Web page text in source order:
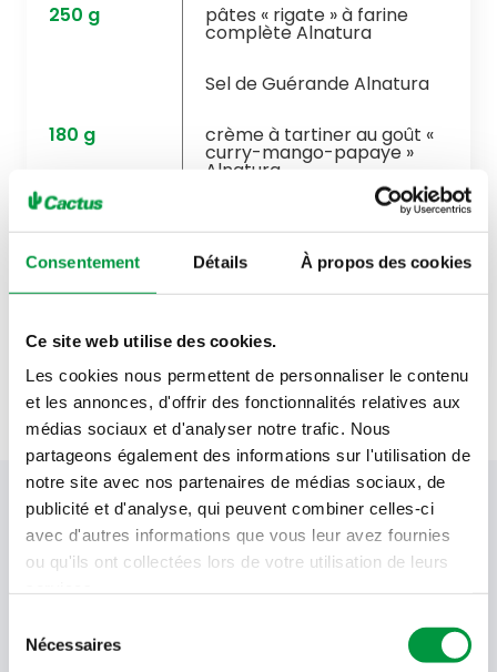
Consentement Détails À propos des cookies
Ce site web utilise des cookies.
Les cookies nous permettent de personnaliser le contenu
et les annonces, d'offrir des fonctionnalités relatives aux
médias sociaux et d'analyser notre trafic. Nous
partageons également des informations sur l'utilisation de
notre site avec nos partenaires de médias sociaux, de
publicité et d'analyse, qui peuvent combiner celles-ci
avec d'autres informations que vous leur avez fournies
ou qu'ils ont collectées lors de votre utilisation de leurs
Nécessaires
250 g pâtes « rigate » à farine
complète Alnatura
Sel de Guérande Alnatura
180 g crème à tartiner au goût «
curry-mango-papaye »
Alnatura
300g
filet de poulet fermier
Votre newsletter Cactus
avant-première ! Recevez-les dans votre boîte de
réception !